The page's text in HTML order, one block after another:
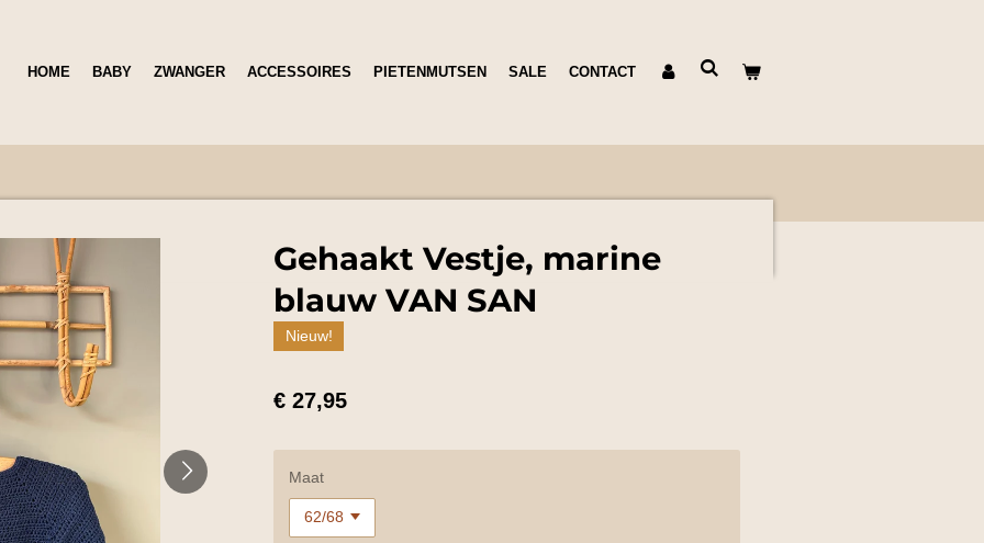
HOME BABY ZWANGER ACCESSOIRES PIETENMUTSEN SALE CONTACT
Gehaakt Vestje, marine
blauw VAN SAN
Nieuw!
€ 27,95
Maat